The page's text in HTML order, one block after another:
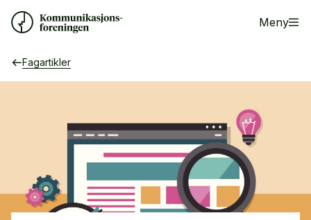
Meny
Fagartikler